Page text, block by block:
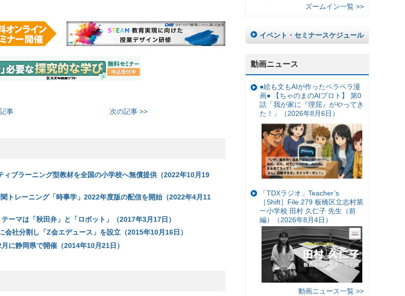
事 次の記事 >>
ブラーニング型教材を全国の小学校へ無償提供（2022年10月19
トレーニング「時事学」2022年度版の配信を開始（2022年4月11
ーマは「秋田弁」と「ロボット」（2017年3月17日）
会社分割し「Z会エデュース」を設立（2015年10月16日）
に静岡県で開催（2014年10月21日）
ズームイン一覧 >>
イベント・セミナースケジュール
動画ニュース
●絵も文もAIが作ったペラペラ漫
画● 【ちゃのまのAIプロト】 第0
話「我が家に『理屈』がやってき
た！」（2026年8月6日）
「TDXラジオ」Teacher’s
［Shift］File.279 板橋区立志村第
一小学校 田村 久仁子 先生（前
編）（2026年8月4日）
動画ニュース一覧 >>